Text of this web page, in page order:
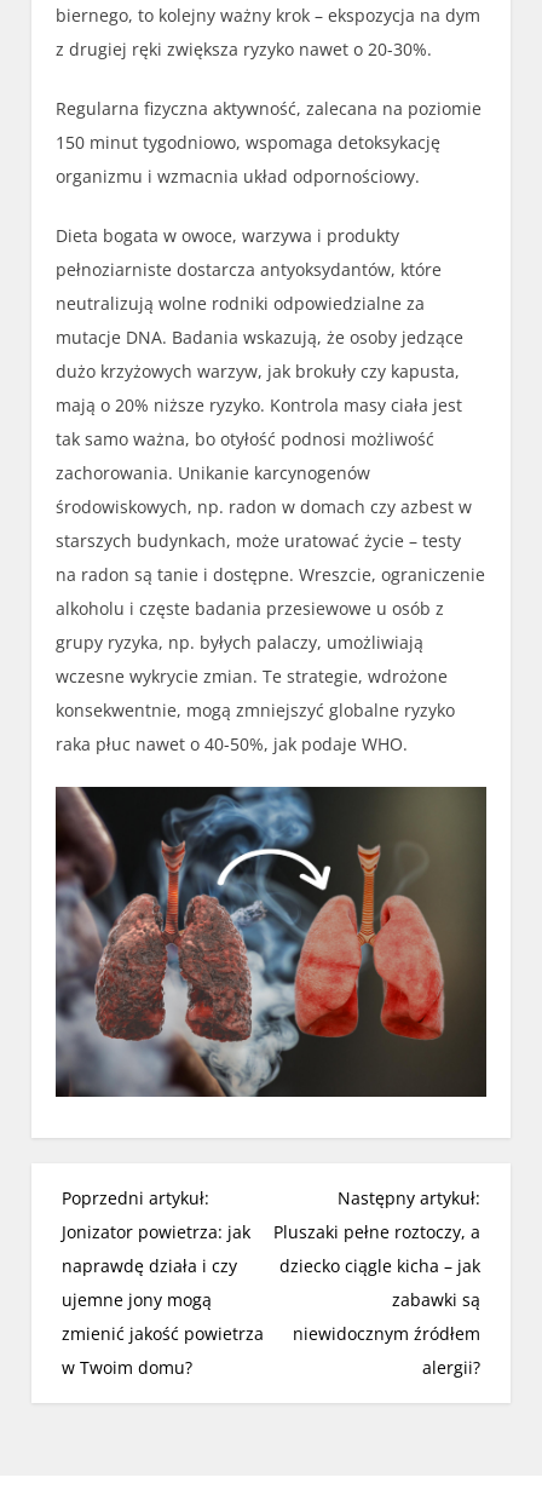
biernego, to kolejny ważny krok – ekspozycja na dym
z drugiej ręki zwiększa ryzyko nawet o 20-30%.
Regularna fizyczna aktywność, zalecana na poziomie
150 minut tygodniowo, wspomaga detoksykację
organizmu i wzmacnia układ odpornościowy.
Dieta bogata w owoce, warzywa i produkty
pełnoziarniste dostarcza antyoksydantów, które
neutralizują wolne rodniki odpowiedzialne za
mutacje DNA. Badania wskazują, że osoby jedzące
dużo krzyżowych warzyw, jak brokuły czy kapusta,
mają o 20% niższe ryzyko. Kontrola masy ciała jest
tak samo ważna, bo otyłość podnosi możliwość
zachorowania. Unikanie karcynogenów
środowiskowych, np. radon w domach czy azbest w
starszych budynkach, może uratować życie – testy
na radon są tanie i dostępne. Wreszcie, ograniczenie
alkoholu i częste badania przesiewowe u osób z
grupy ryzyka, np. byłych palaczy, umożliwiają
wczesne wykrycie zmian. Te strategie, wdrożone
konsekwentnie, mogą zmniejszyć globalne ryzyko
raka płuc nawet o 40-50%, jak podaje WHO.
N
a
w
i
g
a
Poprzedni artykuł:
Jonizator powietrza: jak
naprawdę działa i czy
ujemne jony mogą
zmienić jakość powietrza
w Twoim domu?
Następny artykuł:
Pluszaki pełne roztoczy, a
dziecko ciągle kicha – jak
zabawki są
niewidocznym źródłem
alergii?